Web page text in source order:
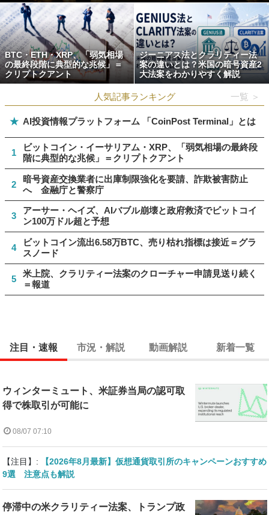
BTC・ETH・XRP、「弱気相場
の最終段階に典型的な兆候」＝
クリプトクアント
ジーニアス法とクラリティー法
案の違いとは？米国の暗号資産2
大法案をわかりやすく解説
人気記事ランキング 一覧 ＞
★ AI投資情報プラットフォーム 「CoinPost Terminal」とは
1
ビットコイン・イーサリアム・XRP、「弱気相場の最終段
階に典型的な兆候」＝クリプトクアント
2
暗号資産交換業者に出庫制限強化を要請、詐欺被害防止
へ 金融庁と警察庁
3
アーサー・ヘイズ、AIバブル崩壊と政府救済でビットコイ
ン100万ドル超と予想
4
ビットコイン流出6.58万BTC、売り枯れ指標は接近＝グラ
スノード
5
米上院、クラリティー法案のクローチャー申請見送り続く
＝報道
注目・速報 市況・解説 動画解説 新着一覧
ウィンターミュート、米証券当局の認可取
得で株取引が可能に
08/07 07:10
【注目】:
【2026年8月最新】仮想通貨取引所のキャンペーンおすすめ
9選 注意点も解説
停滞中の米クラリティー法案、トランプ政